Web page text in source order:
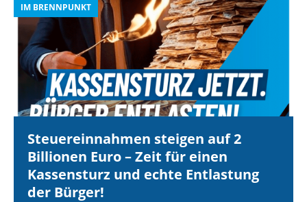
IM BRENNPUNKT
Steuereinnahmen steigen auf 2
Billionen Euro – Zeit für einen
Kassensturz und echte Entlastung
der Bürger!